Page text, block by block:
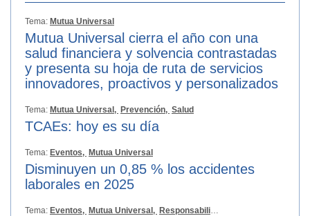
Tema: Mutua Universal
Mutua Universal cierra el año con una
salud financiera y solvencia contrastadas
y presenta su hoja de ruta de servicios
innovadores, proactivos y personalizados
Tema: Mutua Universal, Prevención, Salud
TCAEs: hoy es su día
Tema: Eventos, Mutua Universal
Disminuyen un 0,85 % los accidentes
laborales en 2025
Tema: Eventos, Mutua Universal, Responsabilidad Social